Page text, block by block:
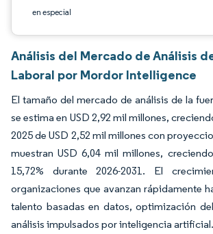
en especial
Análisis del Mercado de Análisis
Laboral por Mordor Intelligence
El tamaño del mercado de análisis de la
se estima en USD 2,92 mil millones,
2025 de USD 2,52 mil millones con
muestran USD 6,04 mil millones,
15,72% durante 2026-2031. El
organizaciones que avanzan rápidamente
talento basadas en datos, optimización
análisis impulsados por inteligencia